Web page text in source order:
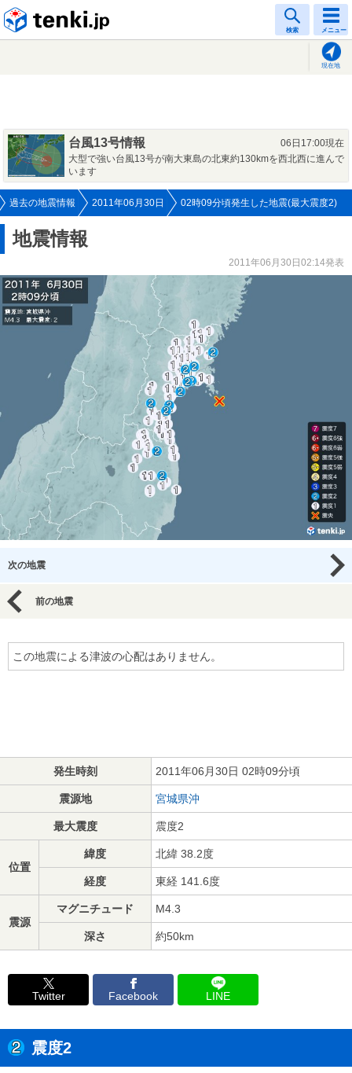
検索 メニュー
現在地
台風13号情報
06日17:00現在
大型で強い台風13号が南大東島の北東約130kmを西北西に進んで
います
過去の地震情報 2011年06月30日 02時09分頃発生した地震(最大震度2)
地震情報
2011年06月30日02:14発表
次の地震
前の地震
この地震による津波の心配はありません。
発生時刻 2011年06月30日 02時09分頃
震源地 宮城県沖
最大震度 震度2
位置
緯度 北緯 38.2度
経度 東経 141.6度
震源
マグニチュード M4.3
深さ 約50km
Twitter Facebook LINE
震度2